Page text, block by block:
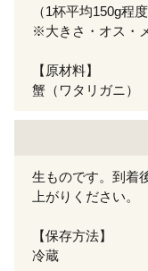
（1杯平均150g程
※大きさ・オス・
【原材料】
蟹（ワタリガニ）
生ものです。到着
上がりください。
【保存方法】
冷蔵